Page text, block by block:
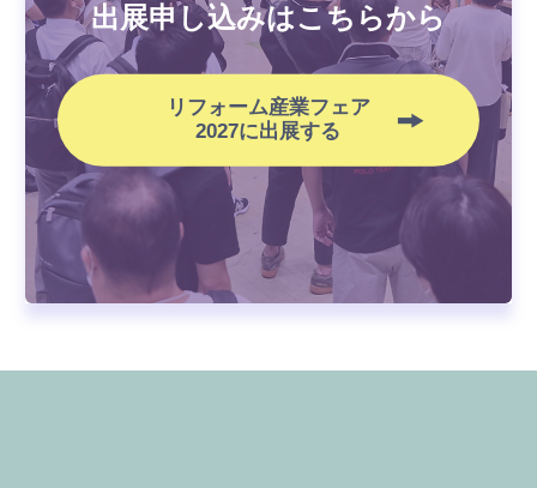
出展申し込みはこちらから
リフォーム産業フェア
2027に出展する